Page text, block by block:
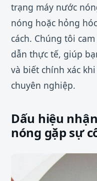
trạng máy nước
nóng hoặc hỏng
cách. Chúng tôi
dẫn thực tế, giúp
và biết chính xác
chuyên nghiệp.
Dấu hiệu
nóng gặp sự